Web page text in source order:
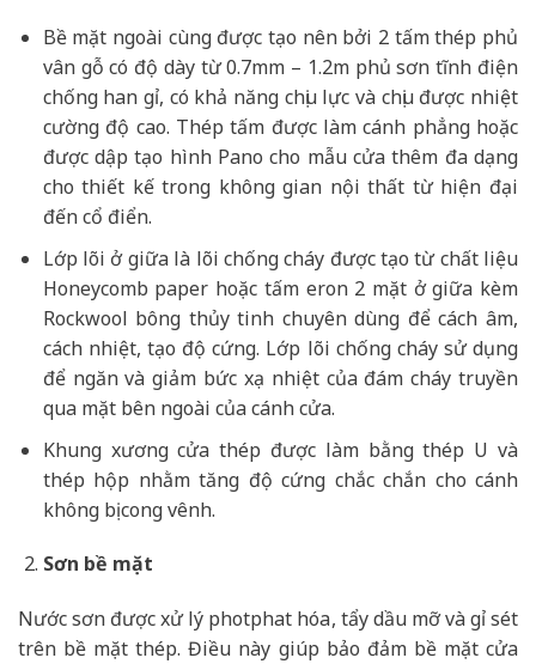
Bề mặt ngoài cùng được tạo nên bởi 2 tấm thép phủ
vân gỗ có độ dày từ 0.7mm – 1.2m phủ sơn tĩnh điện
chống han gỉ, có khả năng chịu lực và chịu được nhiệt
cường độ cao. Thép tấm được làm cánh phẳng hoặc
được dập tạo hình Pano cho mẫu cửa thêm đa dạng
cho thiết kế trong không gian nội thất từ hiện đại
đến cổ điển.
Lớp lõi ở giữa là lõi chống cháy được tạo từ chất liệu
Honeycomb paper hoặc tấm eron 2 mặt ở giữa kèm
Rockwool bông thủy tinh chuyên dùng để cách âm,
cách nhiệt, tạo độ cứng. Lớp lõi chống cháy sử dụng
để ngăn và giảm bức xạ nhiệt của đám cháy truyền
qua mặt bên ngoài của cánh cửa.
Khung xương cửa thép được làm bằng thép U và
thép hộp nhằm tăng độ cứng chắc chắn cho cánh
không bị cong vênh.
Sơn bề mặt
Nước sơn được xử lý photphat hóa, tẩy dầu mỡ và gỉ sét
trên bề mặt thép. Điều này giúp bảo đảm bề mặt cửa